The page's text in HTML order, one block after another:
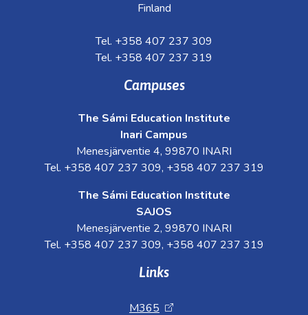
Finland
Tel. +358 407 237 309
Tel. +358 407 237 319
Campuses
The Sámi Education Institute
Inari Campus
Menesjärventie 4, 99870 INARI
Tel. +358 407 237 309, +358 407 237 319
The Sámi Education Institute
SAJOS
Menesjärventie 2, 99870 INARI
Tel. +358 407 237 309, +358 407 237 319
Links
M365